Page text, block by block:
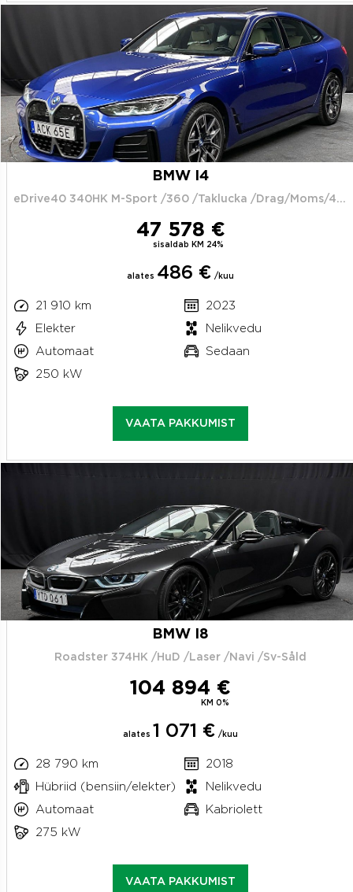
BMW I4
eDrive40 340HK M-Sport /360 /Taklucka /Drag/Moms/4.95%
47 578 €
sisaldab KM 24%
alates 486 € /kuu
21 910 km
2023
Elekter
Nelikvedu
Automaat
Sedaan
250 kW
VAATA PAKKUMIST
BMW I8
Roadster 374HK /HuD /Laser /Navi /Sv-Såld
104 894 €
KM 0%
alates 1 071 € /kuu
28 790 km
2018
Hübriid (bensiin/elekter)
Nelikvedu
Automaat
Kabriolett
275 kW
VAATA PAKKUMIST